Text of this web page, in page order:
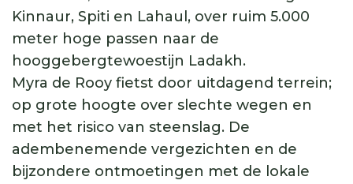
Kinnaur, Spiti en Lahaul, over ruim 5.000
meter hoge passen naar de
hooggebergtewoestijn Ladakh.
Myra de Rooy fietst door uitdagend terrein;
op grote hoogte over slechte wegen en
met het risico van steenslag. De
adembenemende vergezichten en de
bijzondere ontmoetingen met de lokale